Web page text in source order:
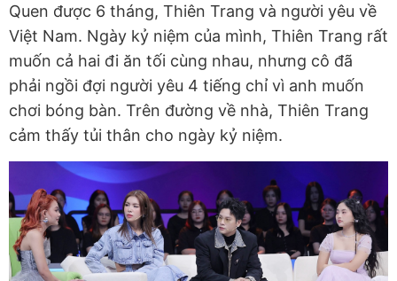
Quen được 6 tháng, Thiên Trang và người yêu về
Việt Nam. Ngày kỷ niệm của mình, Thiên Trang rất
muốn cả hai đi ăn tối cùng nhau, nhưng cô đã
phải ngồi đợi người yêu 4 tiếng chỉ vì anh muốn
chơi bóng bàn. Trên đường về nhà, Thiên Trang
cảm thấy tủi thân cho ngày kỷ niệm.